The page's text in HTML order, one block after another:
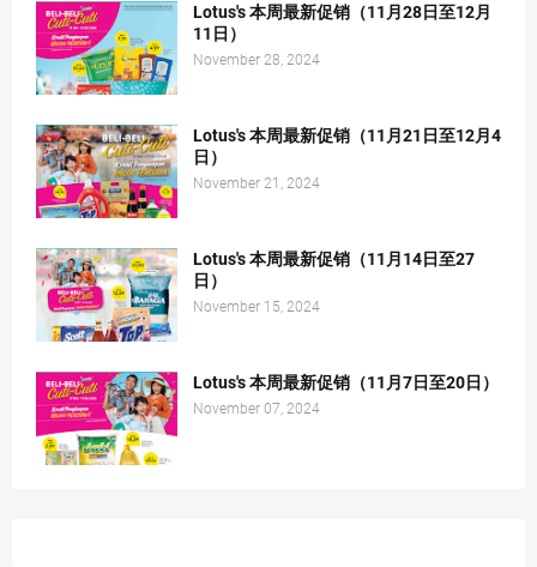
Lotus's 本周最新促销（11月28日至12月
11日）
November 28, 2024
Lotus's 本周最新促销（11月21日至12月4
日）
November 21, 2024
Lotus's 本周最新促销（11月14日至27
日）
November 15, 2024
Lotus's 本周最新促销（11月7日至20日）
November 07, 2024